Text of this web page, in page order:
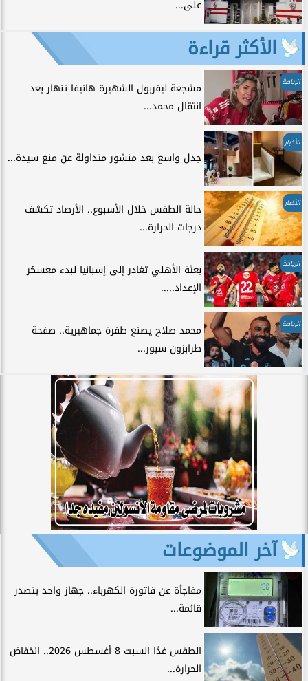
على...
الأكثر قراءة
الرياضة
مشجعة ليفربول الشهيرة هانيفا تنهار بعد
انتقال محمد...
الأخبار
جدل واسع بعد منشور متداولة عن منع سيدة...
الأخبار
حالة الطقس خلال الأسبوع.. الأرصاد تكشف
درجات الحرارة...
الرياضة
بعثة الأهلي تغادر إلى إسبانيا لبدء معسكر
الإعداد.....
الرياضة
محمد صلاح يصنع طفرة جماهيرية.. صفحة
طرابزون سبور...
آخر الموضوعات
مفاجأة عن فاتورة الكهرباء.. جهاز واحد يتصدر
قائمة...
الطقس غدًا السبت 8 أغسطس 2026.. انخفاض
الحرارة...